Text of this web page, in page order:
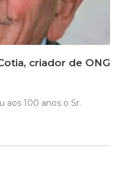
criador de ONG
aos 100 anos o Sr.